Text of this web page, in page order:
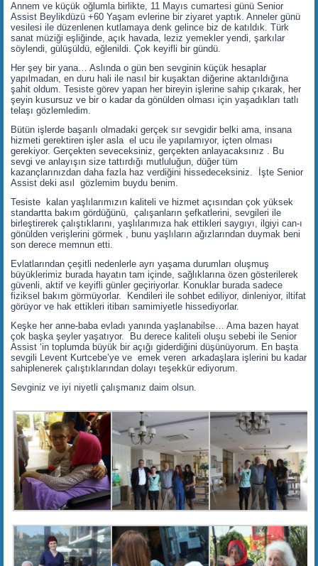
Annem ve küçük oğlumla birlikte, 11 Mayıs cumartesi günü Senior
Assist Beylikdüzü +60 Yaşam evlerine bir ziyaret yaptık. Anneler günü
vesilesi ile düzenlenen kutlamaya denk gelince biz de katıldık. Türk
sanat müziği eşliğinde, açık havada, leziz yemekler yendi, şarkılar
söylendi, gülüşüldü, eğlenildi. Çok keyifli bir gündü.
Her şey bir yana… Aslında o gün ben sevginin küçük hesaplar
yapılmadan, en duru hali ile nasıl bir kuşaktan diğerine aktarıldığına
şahit oldum. Tesiste görev yapan her bireyin işlerine sahip çıkarak, her
şeyin kusursuz ve bir o kadar da gönülden olması için yaşadıkları tatlı
telaşı gözlemledim.
Bütün işlerde başarılı olmadaki gerçek sır sevgidir belki ama, insana
hizmeti gerektiren işler asla el ucu ile yapılamıyor, içten olması
gerekiyor. Gerçekten seveceksiniz, gerçekten anlayacaksınız . Bu
sevgi ve anlayışın size tattırdığı mutluluğun, düğer tüm
kazançlarınızdan daha fazla haz verdiğini hissedeceksiniz. İşte Senior
Assist deki asıl gözlemim buydu benim.
Tesiste kalan yaşlılarımızın kaliteli ve hizmet açısından çok yüksek
standartta bakım gördüğünü, çalışanların şefkatlerini, sevgileri ile
birleştirerek çalıştıklarını, yaşlılarımıza hak ettikleri saygıyı, ilgiyi can-ı
gönülden verişlerini görmek , bunu yaşlıların ağızlarından duymak beni
son derece memnun etti.
Evlatlarından çeşitli nedenlerle ayrı yaşama durumları oluşmuş
büyüklerimiz burada hayatın tam içinde, sağlıklarına özen gösterilerek
güvenli, aktif ve keyifli günler geçiriyorlar. Konuklar burada sadece
fiziksel bakım görmüyorlar. Kendileri ile sohbet ediliyor, dinleniyor, iltifat
görüyor ve hak ettikleri itibarı samimiyetle hissediyorlar.
Keşke her anne-baba evladı yanında yaşlanabilse… Ama bazen hayat
çok başka şeyler yaşatıyor. Bu derece kaliteli oluşu sebebi ile Senior
Assist ‘in toplumda büyük bir açığı giderdiğini düşünüyorum. En başta
sevgili Levent Kurtcebe’ye ve emek veren arkadaşlara işlerini bu kadar
sahiplenerek çalıştıklarından dolayı teşekkür ediyorum.
Sevginiz ve iyi niyetli çalışmanız daim olsun.